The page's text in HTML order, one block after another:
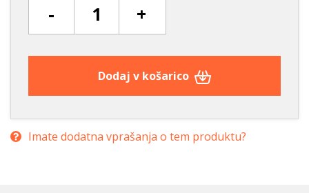
- +
Dodaj v košarico
Imate dodatna vprašanja o tem produktu?